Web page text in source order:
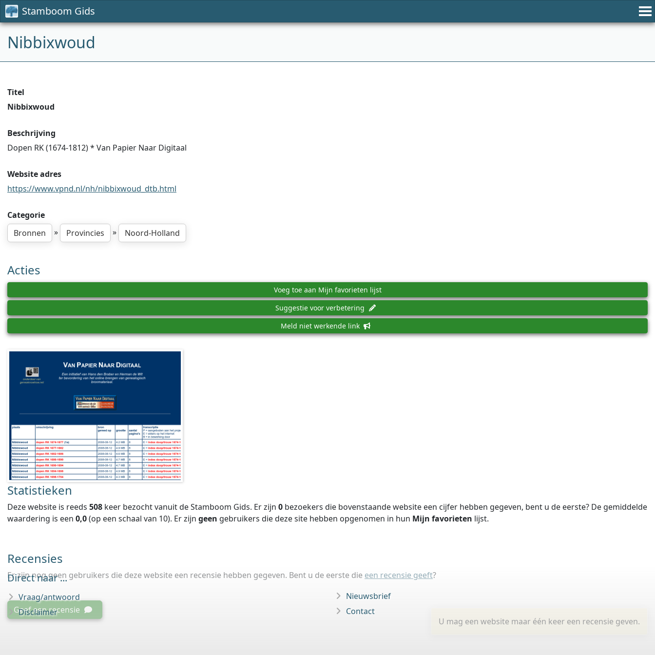
Stamboom Gids
Nibbixwoud
Titel
Nibbixwoud
Beschrijving
Dopen RK (1674-1812) * Van Papier Naar Digitaal
Website adres
https://www.vpnd.nl/nh/nibbixwoud_dtb.html
Categorie
Bronnen
» Provincies » Noord-Holland
Acties
Voeg toe aan Mijn favorieten lijst
Suggestie voor verbetering
Meld niet werkende link
Statistieken
Deze website is reeds 508 keer bezocht vanuit de Stamboom Gids. Er zijn 0 bezoekers die bovenstaande website een cijfer hebben gegeven, bent u de eerste? De gemiddelde
waardering is een 0,0(op een schaal van 10). Er zijn geen gebruikers die deze site hebben opgenomen in hun Mijn favorieten lijst.
Recensies
Er zijn nog geen gebruikers die deze website een recensie hebben gegeven. Bent u de eerste die een recensie geeft?
U mag een website maar één keer een recensie geven.
Geef een recensie
Direct naar ...
Vraag/antwoord
Disclaimer
Nieuwsbrief
Contact